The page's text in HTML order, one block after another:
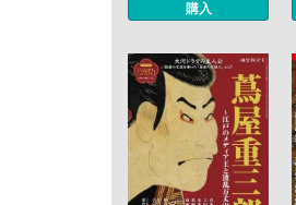
購入